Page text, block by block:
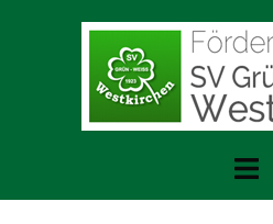
Menü